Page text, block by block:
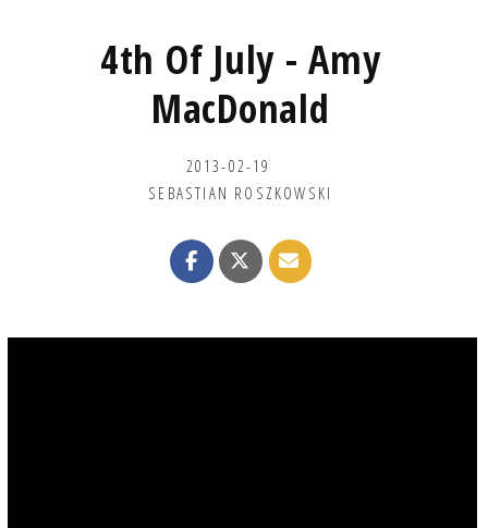
4th Of July - Amy
MacDonald
2013-02-19
SEBASTIAN ROSZKOWSKI